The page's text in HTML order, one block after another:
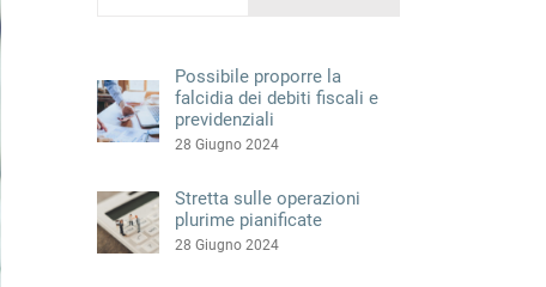
Possibile proporre la
falcidia dei debiti fiscali e
previdenziali
28 Giugno 2024
Stretta sulle operazioni
plurime pianificate
28 Giugno 2024